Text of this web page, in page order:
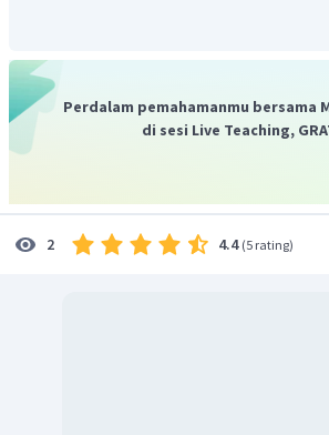
Perdalam pemahamanmu bersama
di sesi Live Teaching,
2 4.4 (5 rating)